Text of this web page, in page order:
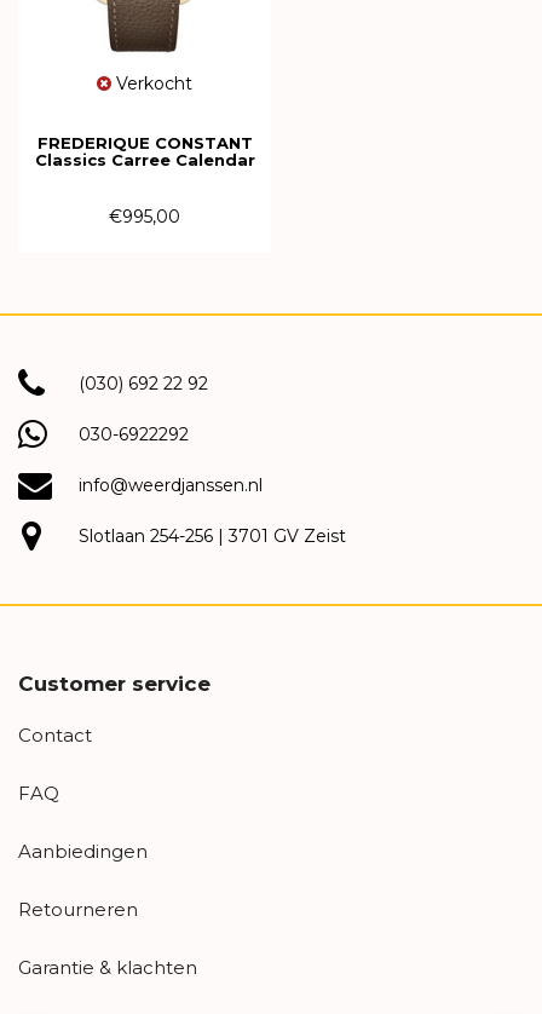
Verkocht
FREDERIQUE CONSTANT
Classics Carree Calendar
€995,00
(030) 692 22 92
030-6922292
info@weerdjanssen.nl
Slotlaan 254-256 | 3701 GV Zeist
Customer service
Contact
FAQ
Aanbiedingen
Retourneren
Garantie & klachten